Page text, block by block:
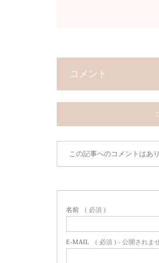
コメント
この記事へのコメントはあり
名前 ( 必須 )
E-MAIL ( 必須 ) - 公開されま